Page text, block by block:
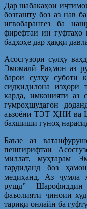
Дар шабакаҳои
бозгашту боз аз нав
иғвобарангез ба
фирефтаи ин гуфтаҳо
бадхоҳе дар ҳаққи
Асосгузори сулҳу
Эмомалӣ Раҳмон аз
барои сулҳу суботи
сидқидилона изҳори
карда, имконияти аз
гумроҳшудагон
аъзоёни ТЭТ ҲНИ ва
бахшиши гуноҳ
Баъзе аз
пешгирифтаи
миллат, муҳтарам
гардиданд боз
медиҳанд. Аз ҷумла
рушд” Шарофиддин
фаъолияти ҷиноии
тариқи онлайн ба